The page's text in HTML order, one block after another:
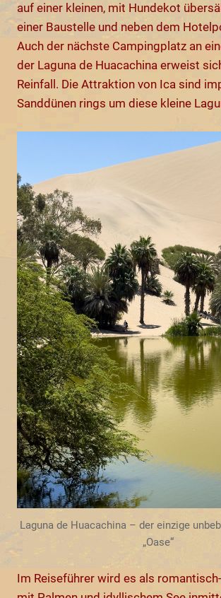
auf einer kleinen, mit Hundekot
einer Baustelle und neben dem
Auch der nächste Campingplatz an
der Laguna de Huacachina erweist
Reinfall. Die Attraktion von Ica sind
Sanddünen rings um diese kleine
Laguna de Huacachina – der einzige
„Oase“
Im Reiseführer wird es als